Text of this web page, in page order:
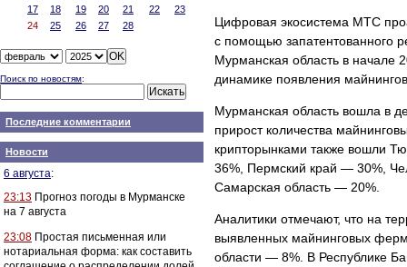
17
18 19 20 21 22
23
24
25 26 27 28
Поиск по новостям:
Последние комментарии
Новости
6 августа:
23:13 Прогноз погоды в Мурманске
на 7 августа
23:08 Простая письменная или
нотариальная форма: как составить
Цифровая экосистема МТС
с помощью запатентованного
Мурманская область в начале
динамике появления
Мурманская область вошла в
прирост количества
крипторынками также вошли
36%, Пермский край — 30%,
Самарская область — 20%.
Аналитики отмечают, что на
выявленных майнинговых
области — 8%. В Республике